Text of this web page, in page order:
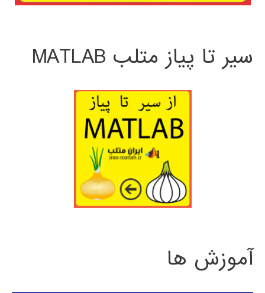
سیر تا پیاز متلب MATLAB
آموزش ها